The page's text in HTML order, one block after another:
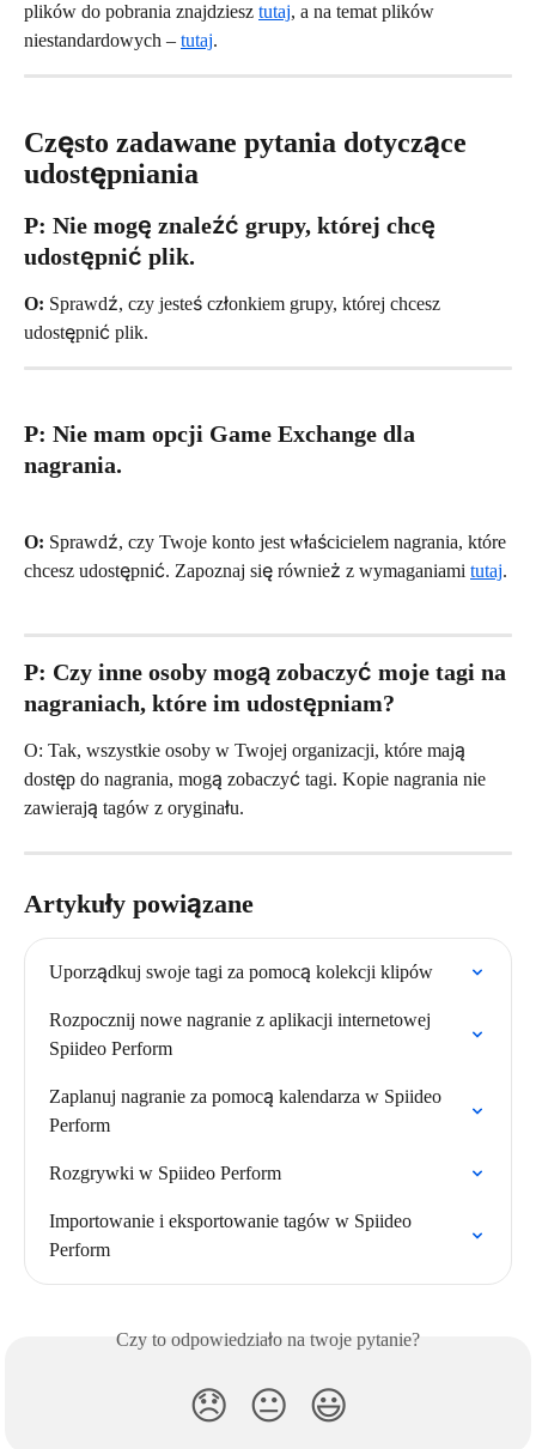
plików do pobrania znajdziesz tutaj, a na temat plików
niestandardowych – tutaj.
Często zadawane pytania dotyczące
udostępniania
P: Nie mogę znaleźć grupy, której chcę
udostępnić plik.
O: Sprawdź, czy jesteś członkiem grupy, której chcesz
udostępnić plik.
P: Nie mam opcji Game Exchange dla
nagrania.
O: Sprawdź, czy Twoje konto jest właścicielem nagrania, które
chcesz udostępnić. Zapoznaj się również z wymaganiami tutaj.
P: Czy inne osoby mogą zobaczyć moje tagi na
nagraniach, które im udostępniam?
O: Tak, wszystkie osoby w Twojej organizacji, które mają
dostęp do nagrania, mogą zobaczyć tagi. Kopie nagrania nie
zawierają tagów z oryginału.
Artykuły powiązane
Uporządkuj swoje tagi za pomocą kolekcji klipów
Rozpocznij nowe nagranie z aplikacji internetowej
Spiideo Perform
Zaplanuj nagranie za pomocą kalendarza w Spiideo
Perform
Rozgrywki w Spiideo Perform
Importowanie i eksportowanie tagów w Spiideo
Perform
Czy to odpowiedziało na twoje pytanie?
😞 😐 😃